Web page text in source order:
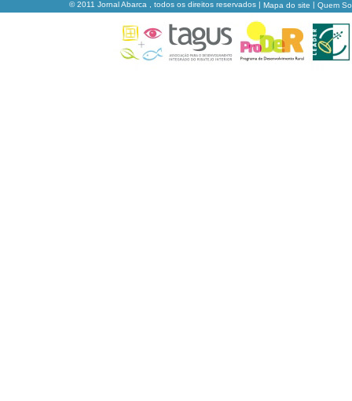
© 2011 Jornal Abarca , todos os direitos reservados | Mapa do site | Quem